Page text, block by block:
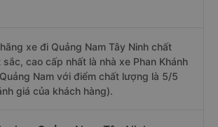
xe đi Quảng Nam Tây Ninh chất
cao cấp nhất là nhà xe Phan Khánh
Nam với điểm chất lượng là 5/5
giá của khách hàng).